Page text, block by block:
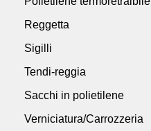
Reggetta
Sigilli
Tendi-reggia
Sacchi in polietilene
Verniciatura/Carrozzeria